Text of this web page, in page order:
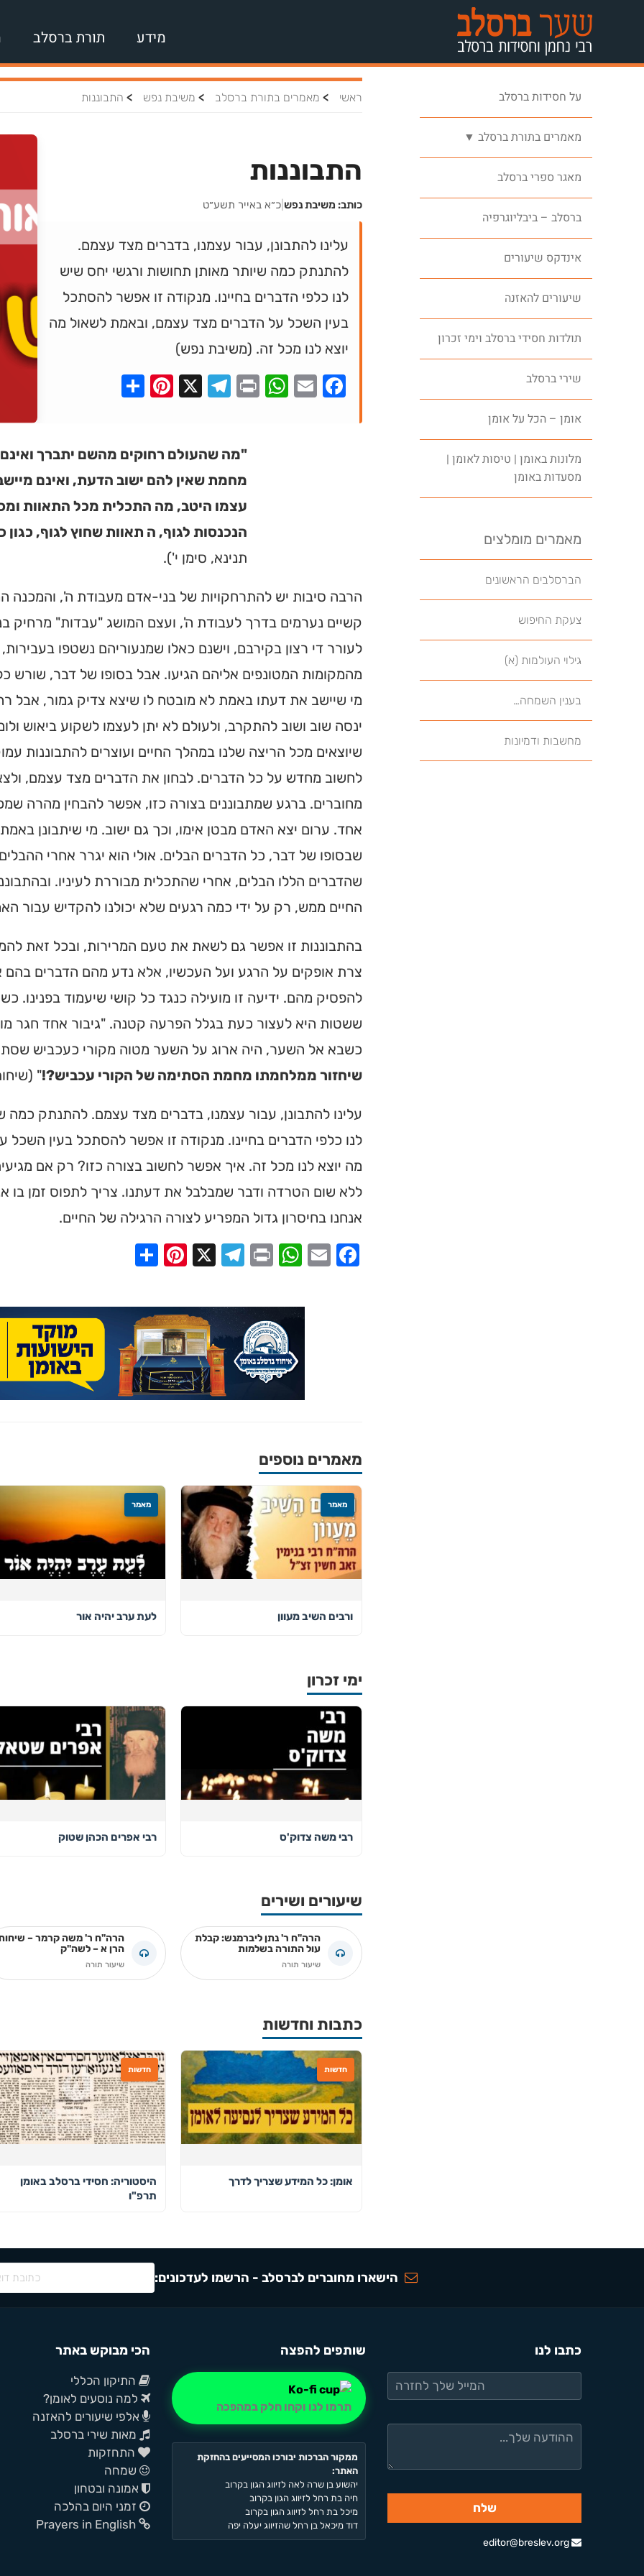
מידע תורת ברסלב
על חסידות ברסלב
מאמרים בתורת ברסלב ▼
מאגר ספרי ברסלב
ברסלב – ביבליוגרפיה
אינדקס שיעורים
שיעורים להאזנה
תולדות חסידי ברסלב וימי זכרון
שירי ברסלב
אומן – הכל על אומן
מלונות באומן | טיסות לאומן |
מסעדות באומן
מאמרים מומלצים
הברסלבים הראשונים
צעקת החיפוש
גילוי העולמות (א)
בענין השמחה…
מחשבות ודמיונות
ראשי > מאמרים בתורת ברסלב > משיבת נפש > התבוננות
התבוננות
כותב: משיבת נפש כ״א באייר תשע״ט
עלינו להתבונן, עבור עצמנו, בדברים מצד עצמם.
להתנתק כמה שיותר מאותן תחושות ורגשי יחס שיש
לנו כלפי הדברים בחיינו. מנקודה זו אפשר להסתכל
בעין השכל על הדברים מצד עצמם, ובאמת לשאול מה
יוצא לנו מכל זה. (משיבת נפש)
Facebook
Email
WhatsApp
Print
Telegram
X
Pinterest
"מה שהעולם רחוקים מהשם יתברך
מחמת שאין להם ישוב הדעת, ואינם
עצמו היטב, מה התכלית מכל התאוות
הנכנסות לגוף, ה תאוות שחוץ לגוף, כגון
תנינא, סימן י').
הרבה סיבות יש להתרחקויות של בני-אדם מעבודת ה', והמכנה
קשיים נערמים בדרך לעבודת ה', ועצם המושג "עבדות" מרחיק
לעורר די רצון בקירבם, וישנם כאלו שמנעוריהם נשטפו
מהמקומות המטונפים אליהם הגיעו. אבל בסופו של דבר, שורש
מי שיישב את דעתו באמת לא מובטח לו שיצא צדיק גמור, אבל
ינסה שוב ושוב להתקרב, ולעולם לא יתן לעצמו לשקוע ביאוש
שיוצאים מכל הריצה שלנו במהלך החיים ועוצרים להתבוננות
לחשוב מחדש על כל הדברים. לבחון את הדברים מצד עצמם,
מחוברים. ברגע שמתבוננים בצורה כזו, אפשר להבחין מהרה
אחד. ערום יצא האדם מבטן אימו, וכך גם ישוב. מי שיתבונן
שבסופו של דבר, כל הדברים הבלים. אולי הוא יגרר אחרי
שהדברים הללו הבלים, אחרי שהתכלית מבוררת לעיניו.
החיים ממש, רק על ידי כמה רגעים שלא יכולנו להקדיש עבור
בהתבוננות זו אפשר גם לשאת את טעם המרירות, ובכל זאת
צרת אופקים על הרגע ועל העכשיו, אלא נדע מהם הדברים בהם
להפסיק מהם. ידיעה זו מועילה כנגד כל קושי שיעמוד בפנינו.
ששטות היא לעצור כעת בגלל הפרעה קטנה. "גיבור אחד חגר
כשבא אל השער, היה ארוג על השער מטוה מקורי כעכביש
שיחזור ממלחמתו מחמת הסתימה של הקורי עכביש?!"
עלינו להתבונן, עבור עצמנו, בדברים מצד עצמם. להתנתק כמה
לנו כלפי הדברים בחיינו. מנקודה זו אפשר להסתכל בעין
מה יוצא לנו מכל זה. איך אפשר לחשוב בצורה כזו? רק אם
ללא שום הטרדה ודבר שמבלבל את דעתנו. צריך לתפוס זמן בו
אנחנו בחיסרון גדול המפריע לצורה הרגילה של החיים.
Facebook
Email
WhatsApp
Print
Telegram
Pinterest
מאמרים נוספים
מאמר
ורבים השיב מעוון
מאמר
לעת ערב יהיה אור
ימי זכרון
רבי משה צדוק'ס רבי אפרים הכהן שטוק
שיעורים ושירים
הרה"ח ר' נתן ליברמנש: קבלת
עול התורה בשלמות
שיעור תורה
הרה"ח ר' משה קרמר –
הרן א – לשה"ק
שיעור תורה
כתבות וחדשות
חדשות
אומן: כל המידע שצריך לדרך
חדשות
היסטוריה: חסידי ברסלב באומן
תרפ"ו
הישארו מחוברים לברסלב - הרשמו לעדכונים:
הכי מבוקש באתר
התיקון הכללי
למה נוסעים לאומן?
אלפי שיעורים להאזנה
מאות שירי ברסלב
התחזקות
שמחה
אמונה ובטחון
זמני היום בהלכה
שותפים להפצה
תרמו לנו וקחו חלק במהפכה
ממקור הברכות יבורכו המסייעים בהחזקת
האתר:
יהשוע בן שרה לאה לזיווג הגון בקרוב
חיה בת רחל לזיווג הגון בקרוב
מיכל בת רחל לזיווג הגון בקרוב
דוד מיכאל בן רחל שהזיווג יעלה יפה
כתבו לנו
מחפשים בית כנסת או
הכירו את האינדקס החדש והמקיף של בתי כנסת
ברסלב בארץ ובעולם! מצאו זמני תפילות, שיעורי
תורה, כתובות ודרכי הגעה בלחיצת כפתור.
לכניסה לאינדקס ➔